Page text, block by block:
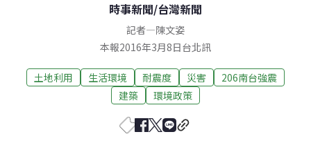
時事新聞/台灣新聞
記者—陳文姿
本報2016年3月8日台北訊
土地利用 生活環境 耐震度 災害
206南台強震
建築
環境政策